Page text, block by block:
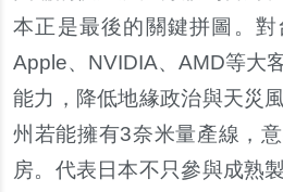
本正是最後的關鍵拼圖。
Apple、NVIDIA、AMD等大
能力，降低地緣政治與天災
州若能擁有3奈米量產線，
房。代表日本不只參與成熟